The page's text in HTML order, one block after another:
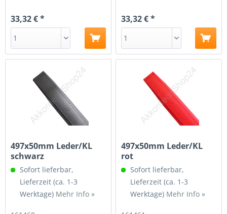
33,32 € * 33,32 € *
497x50mm Leder/KL
schwarz
Sofort lieferbar,
Lieferzeit (ca. 1-3
Werktage) Mehr Info »
497x50mm Leder/KL
rot
Sofort lieferbar,
Lieferzeit (ca. 1-3
Werktage) Mehr Info »